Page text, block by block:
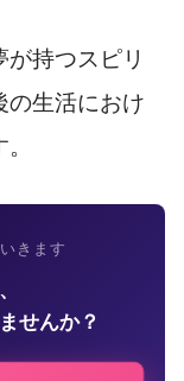
持つスピリ
の生活におけ
きます
、
せんか？